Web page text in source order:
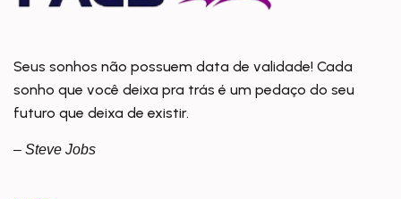
Seus sonhos não possuem data de validade! Cada
sonho que você deixa pra trás é um pedaço do seu
futuro que deixa de existir.
– Steve Jobs